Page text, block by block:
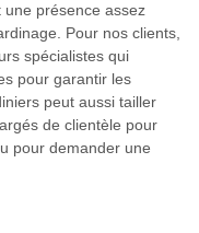
présence assez
Pour nos clients,
spécialistes qui
pour garantir les
peut aussi tailler
de clientèle pour
pour demander une